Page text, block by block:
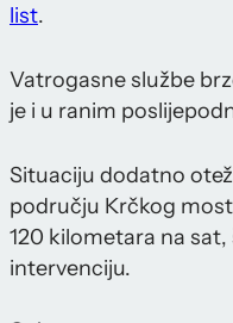
list.
Vatrogasne službe
je i u ranim
Situaciju dodatno
području Krčkog
120 kilometara na
intervenciju.